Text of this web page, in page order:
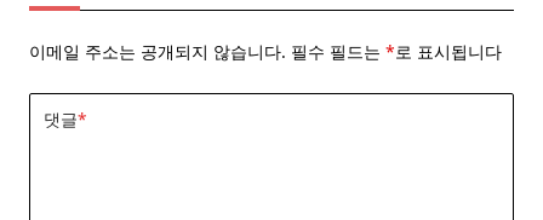
이메일 주소는 공개되지 않습니다. 필수 필드는 *로 표시됩니다
댓글*